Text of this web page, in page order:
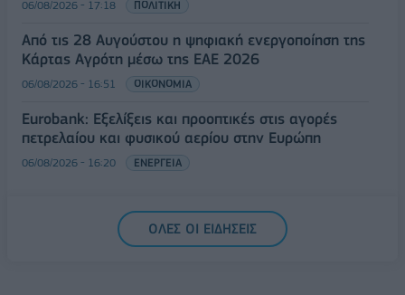
06/08/2026 - 17:18 ΠΟΛΙΤΙΚΗ
Από τις 28 Αυγούστου η ψηφιακή ενεργοποίηση της
Κάρτας Αγρότη μέσω της ΕΑΕ 2026
06/08/2026 - 16:51 ΟΙΚΟΝΟΜΙΑ
Eurobank: Εξελίξεις και προοπτικές στις αγορές
πετρελαίου και φυσικού αερίου στην Ευρώπη
06/08/2026 - 16:20 ΕΝΕΡΓΕΙΑ
ΟΛΕΣ ΟΙ ΕΙΔΗΣΕΙΣ